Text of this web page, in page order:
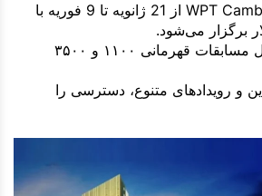
مسابقات WPT Cambodia 2026 از 21 ژانویه تا 9 فوریه با
رویدادهای کلیدی شامل مسابقات قهرمانی ۱۱۰۰ و ۳۵۰۰
و رویدادهای متنوع، دسترسی را